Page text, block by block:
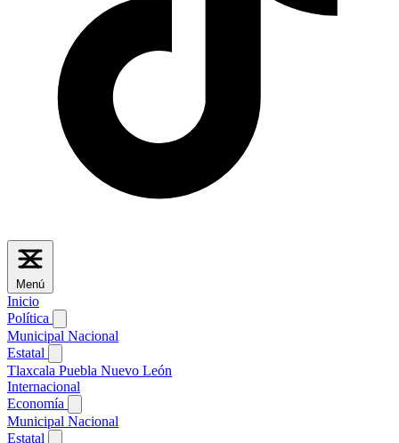
Menú
Inicio
Política
Municipal Nacional
Estatal
Tlaxcala Puebla Nuevo León
Internacional
Economía
Municipal Nacional
Estatal